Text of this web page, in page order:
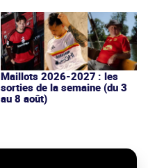
Maillots 2026-2027 : les
sorties de la semaine (du 3
au 8 août)